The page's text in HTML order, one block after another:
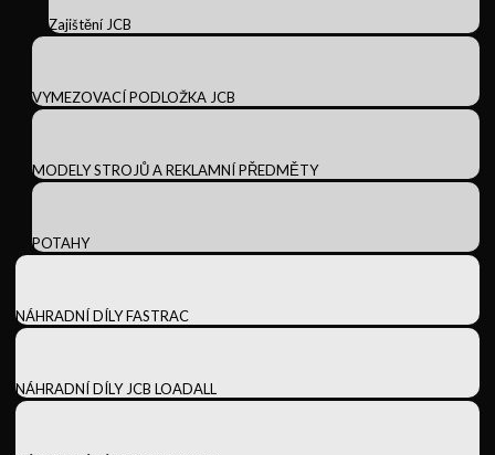
Zajištění JCB
VYMEZOVACÍ PODLOŽKA JCB
MODELY STROJŮ A REKLAMNÍ PŘEDMĚTY
POTAHY
NÁHRADNÍ DÍLY FASTRAC
NÁHRADNÍ DÍLY JCB LOADALL